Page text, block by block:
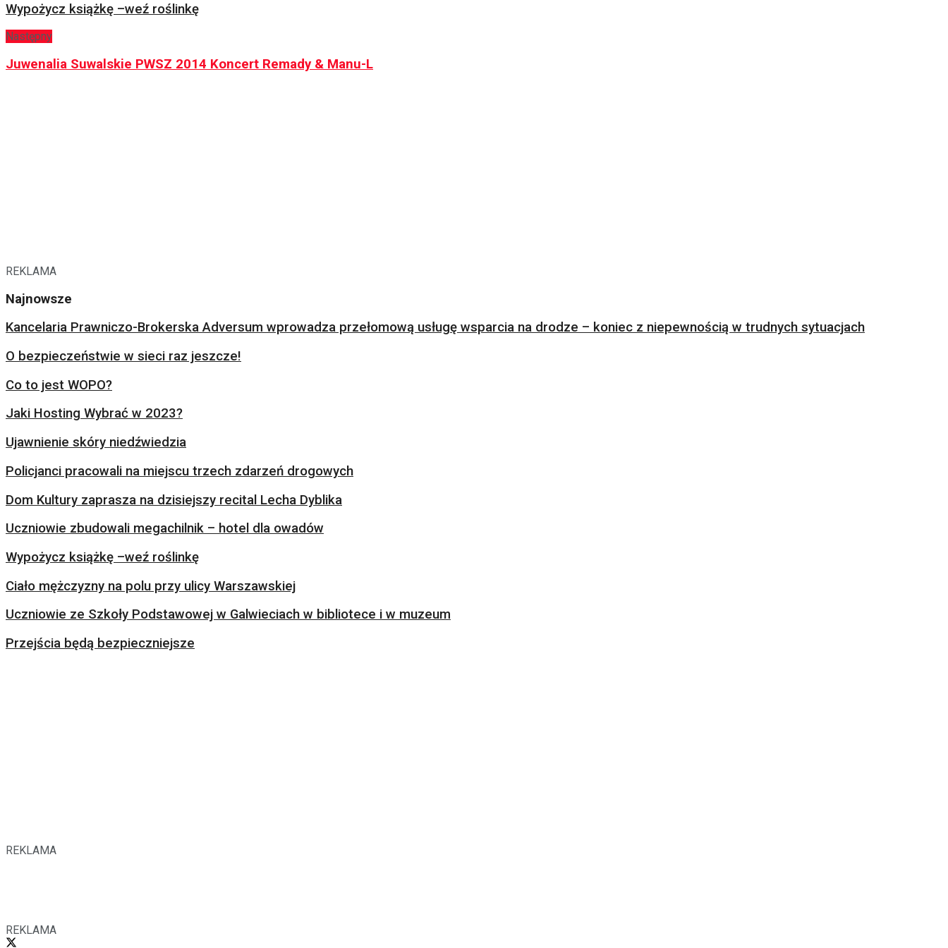
Wypożycz książkę –weź roślinkę
Następny
Juwenalia Suwalskie PWSZ 2014 Koncert Remady & Manu-L
REKLAMA
Najnowsze
Kancelaria Prawniczo-Brokerska Adversum wprowadza przełomową usługę wsparcia na drodze – koniec z niepewnością w trudnych sytuacjach
O bezpieczeństwie w sieci raz jeszcze!
Co to jest WOPO?
Jaki Hosting Wybrać w 2023?
Ujawnienie skóry niedźwiedzia
Policjanci pracowali na miejscu trzech zdarzeń drogowych
Dom Kultury zaprasza na dzisiejszy recital Lecha Dyblika
Uczniowie zbudowali megachilnik – hotel dla owadów
Wypożycz książkę –weź roślinkę
Ciało mężczyzny na polu przy ulicy Warszawskiej
Uczniowie ze Szkoły Podstawowej w Galwieciach w bibliotece i w muzeum
Przejścia będą bezpieczniejsze
REKLAMA
REKLAMA